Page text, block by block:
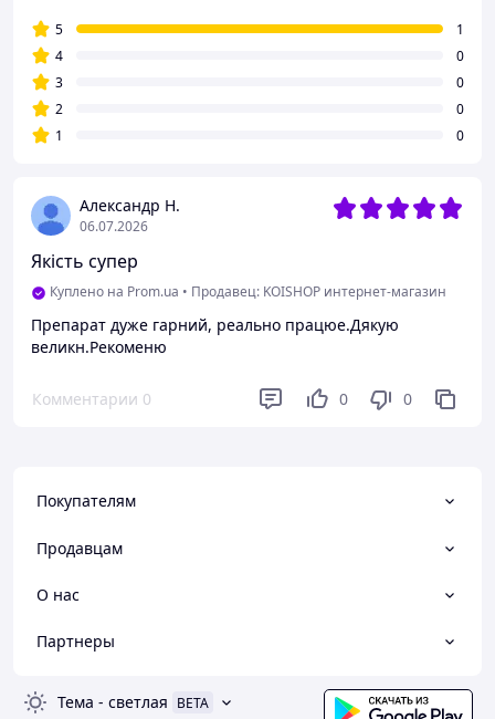
Александр Н.
06.07.2026
Якість супер
Куплено на Prom.ua • Продавец: KOISHOP интернет-магазин
Препарат дуже гарний, реально працюе.Дякую
великн.Рекоменю
Комментарии 0 0 0
5
1
4
0
3
0
2
0
1
0
Покупателям
Продавцам
О нас
Партнеры
Тема - светлая BETA